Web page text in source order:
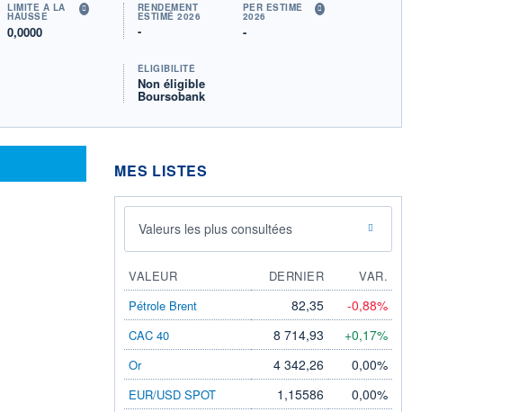
LIMITE À LA
HAUSSE
0,0000
RENDEMENT
ESTIMÉ 2026
-
PER ESTIMÉ
2026
-
ÉLIGIBILITÉ
Non éligible
Boursobank
MES LISTES
Valeurs les plus consultées
VALEUR DERNIER
VAR.
Pétrole Brent
82,35 -0,88%
CAC 40 8 714,93 +0,17%
Or 4 342,26 0,00%
EUR/USD SPOT 1,15586 0,00%